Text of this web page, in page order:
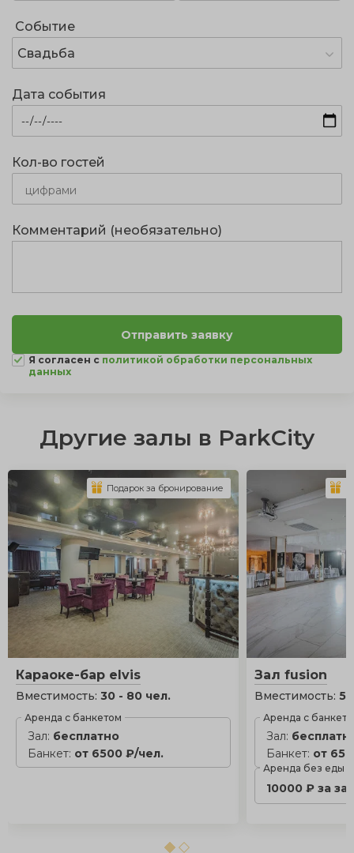
Событие
Свадьба
Дата события
Кол-во гостей
Комментарий (необязательно)
Я согласен с политикой обработки персональных
данных
Другие залы в ParkCity
Караоке-бар elvis
Вместимость: 30 - 80 чел.
Аренда с банкетом
Зал: бесплатно
Банкет: от 6500 ₽/чел.
Подарок за бронирование
Зал fusion
Вместимость:
Аренда с
Зал:
Банкет: от
Аренда без еды
10000 ₽ за